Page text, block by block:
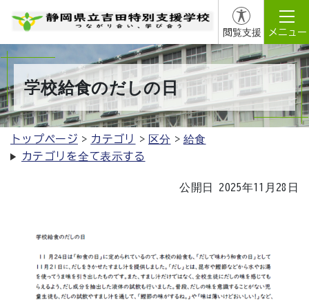
閲覧支援 メニュー
学校給食のだしの日
トップページ カテゴリ 区分
給食
カテゴリを全て表示する
公開日 2025年11月28日